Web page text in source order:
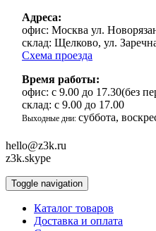
Адреса:
офис: Москва ул.
склад: Щелково, ул.
Схема проезда
Время работы:
офис: с 9.00 до 17.30(без
склад: с 9.00 до 17.00
Выходные дни: суббота,
hello@z3k.ru
z3k.skype
Toggle navigation
Каталог товаров
Доставка и оплата